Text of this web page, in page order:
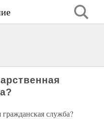
гражданская служба?